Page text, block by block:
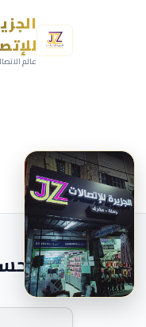
عالم
ابحث